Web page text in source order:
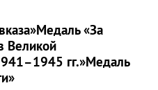
Медаль «За
Великой
гг.»Медаль